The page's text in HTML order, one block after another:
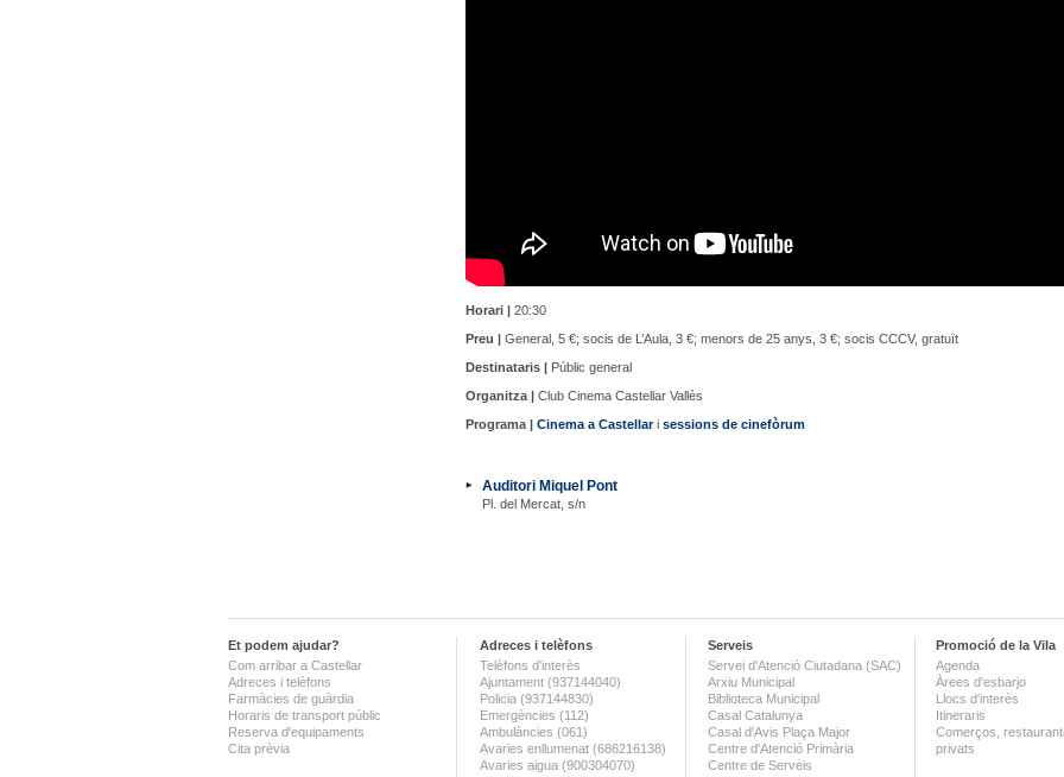
Horari | 20:30
Preu | General, 5 €; socis de L’Aula, 3 €; menors de 25 anys, 3 €; socis CCCV, gratuït
Destinataris | Públic general
Organitza | Club Cinema Castellar Vallès
Programa | Cinema a Castellari sessions de cinefòrum
Auditori Miquel Pont
Pl. del Mercat, s/n
Et podem ajudar?
Com arribar a Castellar
Adreces i telèfons
Farmàcies de guàrdia
Horaris de transport públic
Reserva d'equipaments
Cita prèvia
Adreces i telèfons
Telèfons d'interès
Ajuntament (937144040)
Policia (937144830)
Emergències (112)
Ambulàncies (061)
Avaries enllumenat (686216138)
Avaries aigua (900304070)
Serveis
Servei d'Atenció Ciutadana (SAC)
Arxiu Municipal
Biblioteca Municipal
Casal Catalunya
Casal d'Avis Plaça Major
Centre d'Atenció Primària
Centre de Serveis
Promoció de la Vila
Agenda
Àrees d'esbarjo
Llocs d'interès
Itineraris
Comerços,
privats